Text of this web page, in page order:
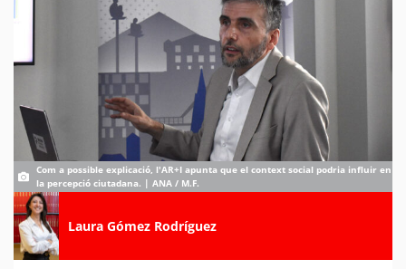
Com a possible explicació, l'AR+I apunta que el context social podria influir en
la percepció ciutadana. | ANA / M.F.
Laura Gómez Rodríguez